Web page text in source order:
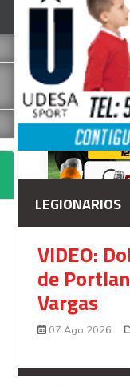
presunto
Your Add
LEGIONARIOS
VIDEO:
de
Vargas
07 Ago 2026